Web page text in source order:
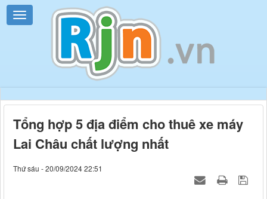
Tổng hợp 5 địa điểm cho thuê xe máy
Lai Châu chất lượng nhất
Thứ sáu - 20/09/2024 22:51